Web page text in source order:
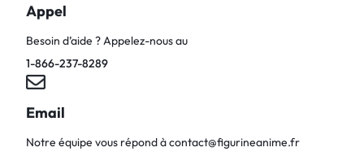
Appel
Besoin d’aide ? Appelez-nous au
1-866-237-8289
Email
Notre équipe vous répond àcontact@figurineanime.fr